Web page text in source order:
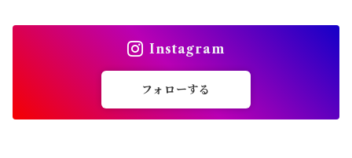
Instagram
フォローする